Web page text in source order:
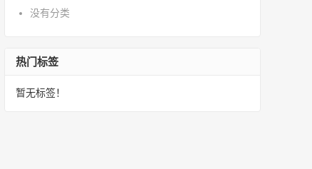
没有分类
热门标签
暂无标签！